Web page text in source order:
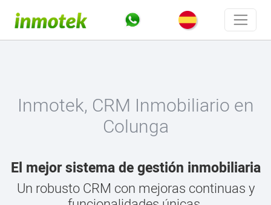
Inmotek, CRM Inmobiliario en
Colunga
El mejor sistema de gestión inmobiliaria
Un robusto CRM con mejoras continuas y